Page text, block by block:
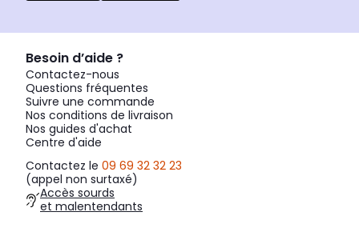
Besoin d’aide ?
Contactez-nous
Questions fréquentes
Suivre une commande
Nos conditions de livraison
Nos guides d'achat
Centre d'aide
Contactez le 09 69 32 32 23
(appel non surtaxé)
Accès sourds
et malentendants